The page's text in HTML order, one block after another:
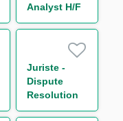
Analyst H/F
Juriste -
Dispute
Resolution
H/F